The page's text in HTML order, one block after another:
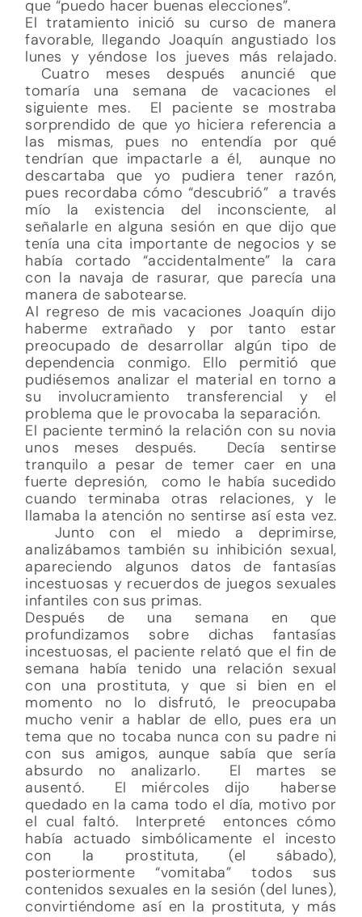
que “puedo hacer buenas elecciones”.
El tratamiento inició su curso de manera
favorable, llegando Joaquín angustiado los
lunes y yéndose los jueves más relajado.
Cuatro meses después anuncié que
tomaría una semana de vacaciones el
siguiente mes. El paciente se mostraba
sorprendido de que yo hiciera referencia a
las mismas, pues no entendía por qué
tendrían que impactarle a él, aunque no
descartaba que yo pudiera tener razón,
pues recordaba cómo “descubrió” a través
mío la existencia del inconsciente, al
señalarle en alguna sesión en que dijo que
tenía una cita importante de negocios y se
había cortado “accidentalmente” la cara
con la navaja de rasurar, que parecía una
manera de sabotearse.
Al regreso de mis vacaciones Joaquín dijo
haberme extrañado y por tanto estar
preocupado de desarrollar algún tipo de
dependencia conmigo. Ello permitió que
pudiésemos analizar el material en torno a
su involucramiento transferencial y el
problema que le provocaba la separación.
El paciente terminó la relación con su novia
unos meses después. Decía sentirse
tranquilo a pesar de temer caer en una
fuerte depresión, como le había sucedido
cuando terminaba otras relaciones, y le
llamaba la atención no sentirse así esta vez.
Junto con el miedo a deprimirse,
analizábamos también su inhibición sexual,
apareciendo algunos datos de fantasías
incestuosas y recuerdos de juegos sexuales
infantiles con sus primas.
Después de una semana en que
profundizamos sobre dichas fantasías
incestuosas, el paciente relató que el fin de
semana había tenido una relación sexual
con una prostituta, y que si bien en el
momento no lo disfrutó, le preocupaba
mucho venir a hablar de ello, pues era un
tema que no tocaba nunca con su padre ni
con sus amigos, aunque sabía que sería
absurdo no analizarlo. El martes se
ausentó. El miércoles dijo haberse
quedado en la cama todo el día, motivo por
el cual faltó. Interpreté entonces cómo
había actuado simbólicamente el incesto
con la prostituta, (el sábado),
posteriormente “vomitaba” todos sus
contenidos sexuales en la sesión (del lunes),
convirtiéndome así en la prostituta, y más